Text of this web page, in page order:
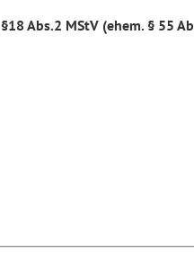
§18 Abs.2 MStV (ehem. § 55